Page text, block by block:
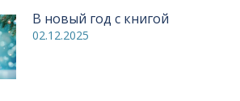
В новый год с книгой
02.12.2025